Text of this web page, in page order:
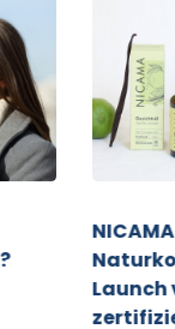
Launch